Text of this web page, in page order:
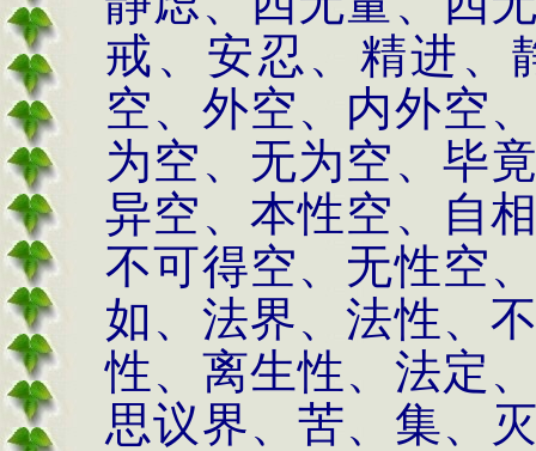
戒、安忍、精进、
空、外空、内外空
为空、无为空、毕
异空、本性空、自
不可得空、无性空
如、法界、法性、
性、离生性、法定
思议界、苦、集、